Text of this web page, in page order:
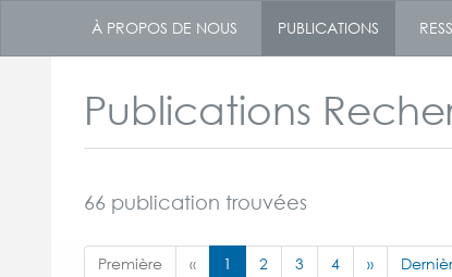
contentÀ PROPOS DE NOUS PUBLICATIONS
Publications
66 publication trouvées
Première « 1 2 3 4 »